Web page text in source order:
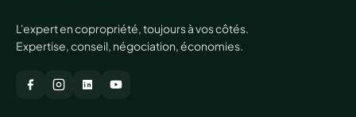
L'expert en copropriété, toujours à vos côtés.
Expertise, conseil, négociation, économies.